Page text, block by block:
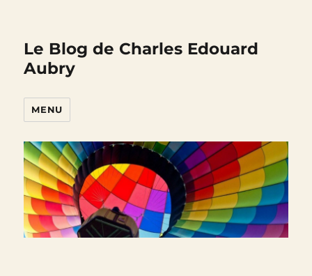
Le Blog de Charles Edouard
Aubry
MENU